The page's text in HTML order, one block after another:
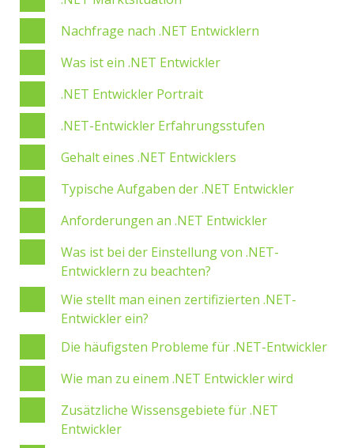
Nachfrage nach .NET Entwicklern
Was ist ein .NET Entwickler
.NET Entwickler Portrait
.NET-Entwickler Erfahrungsstufen
Gehalt eines .NET Entwicklers
Typische Aufgaben der .NET Entwickler
Anforderungen an .NET Entwickler
Was ist bei der Einstellung von .NET-
Entwicklern zu beachten?
Wie stellt man einen zertifizierten .NET-
Entwickler ein?
Die häufigsten Probleme für .NET-Entwickler
Wie man zu einem .NET Entwickler wird
Zusätzliche Wissensgebiete für .NET
Entwickler